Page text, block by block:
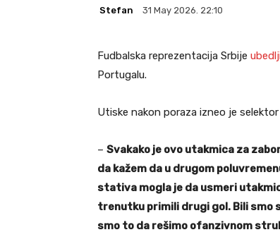
Stefan 31 May 2026. 22:10
Fudbalska reprezentacija Srbije
Portugalu.
Utiske nakon poraza izneo je
– Svakako je ovo utakmica za
da kažem da u drugom
stativa mogla je da usmeri
trenutku primili drugi gol. Bili smo
smo to da rešimo ofanzivnom